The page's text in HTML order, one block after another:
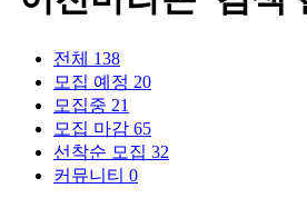
전체 138
모집 예정 20
모집중 21
모집 마감 65
선착순 모집 32
커뮤니티 0